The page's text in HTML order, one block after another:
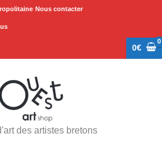
Nous contacter
0€
des artistes bretons